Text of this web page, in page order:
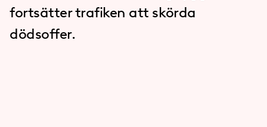
fortsätter trafiken att skörda
dödsoffer.